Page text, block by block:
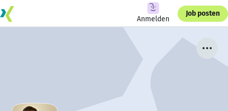
Anmelden
Job posten